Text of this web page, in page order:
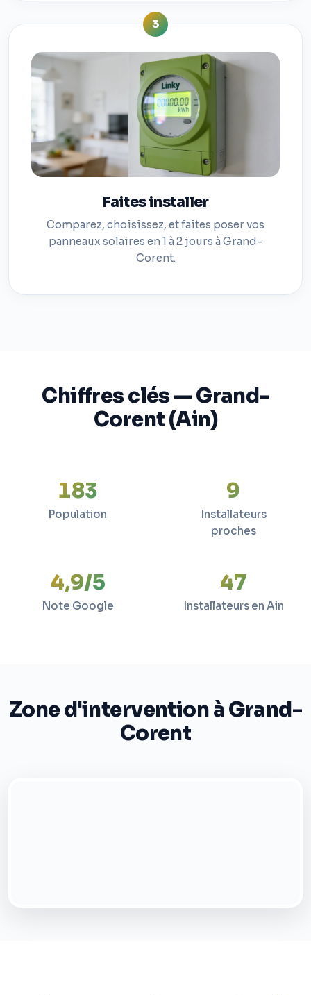
3
Faites installer
Comparez, choisissez, et faites poser vos
panneaux solaires en 1 à 2 jours à Grand-
Corent.
Chiffres clés — Grand-
Corent (Ain)
183
Population
9
Installateurs
proches
4,9/5
Note Google
47
Installateurs en Ain
Zone d'intervention à Grand-
Corent